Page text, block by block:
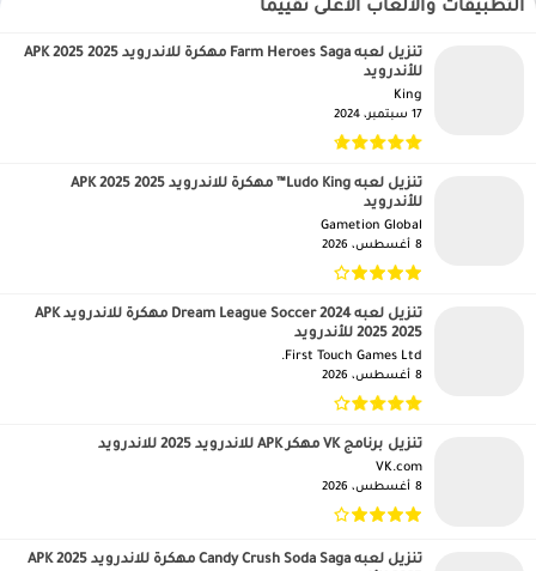
التطبيقات والالعاب الأعلى تقييمًا
تنزيل لعبه Farm Heroes Saga مهكرة للاندرويد APK 2025 2025
للأندرويد
King‏
17 سبتمبر، 2024
تنزيل لعبه Ludo King™ مهكرة للاندرويد APK 2025 2025
للأندرويد
Gametion Global‏
8 أغسطس، 2026
تنزيل لعبه Dream League Soccer 2024 مهكرة للاندرويد APK
2025 2025 للأندرويد
First Touch Games Ltd.‏
8 أغسطس، 2026
تنزيل برنامج VK مهكر APK للاندرويد 2025 للاندرويد
VK.com‏
8 أغسطس، 2026
تنزيل لعبه Candy Crush Soda Saga مهكرة للاندرويد APK 2025